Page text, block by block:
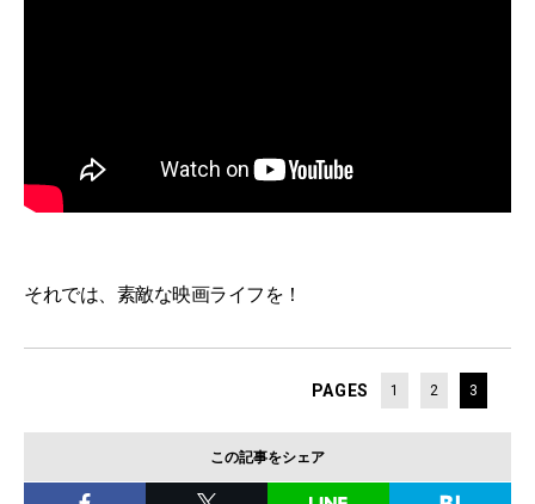
それでは、素敵な映画ライフを！
PAGES 1 2 3
この記事をシェア